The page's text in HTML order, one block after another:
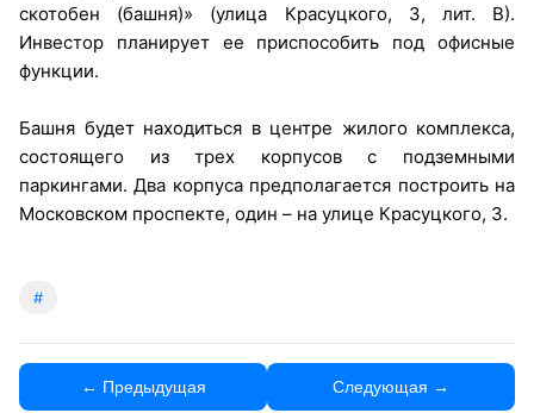
скотобен (башня)» (улица Красуцкого, 3, лит. В).
Инвестор планирует ее приспособить под офисные
функции.
Башня будет находиться в центре жилого комплекса,
состоящего из трех корпусов с подземными
паркингами. Два корпуса предполагается построить на
Московском проспекте, один – на улице Красуцкого, 3.
#
← Предыдущая Следующая →